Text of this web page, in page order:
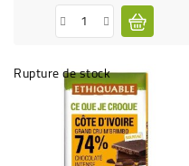
Rupture de stock